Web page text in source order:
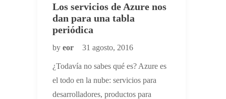
Los servicios de Azure nos
dan para una tabla
periódica
by eor 31 agosto, 2016
¿Todavía no sabes qué es? Azure es
el todo en la nube: servicios para
desarrolladores, productos para